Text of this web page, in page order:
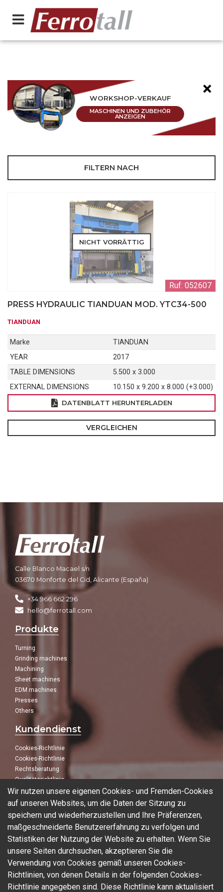
×
WORKSHOP-VERKAUF
MASCHINEN UND ZUBEHÖR
ANZEIGEN
Ruf: 052607
NICHT VORRÄTTIG
PRESS HYDRAULIC TIANDUAN MOD. YTC34-500
TIANDUAN
Marke
TIANDUAN
YEAR
2017
TABLE DIMENSIONS
5.500 x 3.000
EXTERNAL DIMENSIONS
10.150 x 9.200 x 8.000 (+3.000)
DATENBLATT HERUNTERLADEN
VERGLEICHEN
FILTERN NACH
Calle Blanco Macael s/n
03670 Monforte del Cid, Alicante (España)
+34 966 662 296
hello@ferrotall.com
Produkte
Turning
Grinding machines
Machining
Sheet machines
EDM machines
Presses
Others
Kundendienst
Cookies-Richtlinie
Cookies-Richtlinie
Rechtsberatung
Qualitätsrichtlinie
Folge uns
In unseren sozialen Netzwerken:
Blog
Wir nutzen unsere eigenen Cookies- und Fremden-Cookies
auf unseren Websites, um die Daten der Sitzung zu
speichern und wiederherzustellen und Ihre Präferenzen,
maßgeschneiderte Benutzererfahrung zu verfolgen und
Statistiken der Nutzung der Website zu erhalten. Wenn Sie
unsere Seiten durchsuchen, akzeptieren Sie die
Verwendung von Cookies gemäß unseren Cookies-
Richtlinien, von denen Details in der folgenden Cookies-
Richtlinie angegeben sind. Diese Richtlinie kann aktualisiert